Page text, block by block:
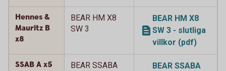
Hennes &
Mauritz B
x8
BEAR HM X8
SW 3
BEAR HM X8
SW 3 - slutliga
villkor (pdf)
SSAB A x5
BEAR SSABA
BEAR SSABA